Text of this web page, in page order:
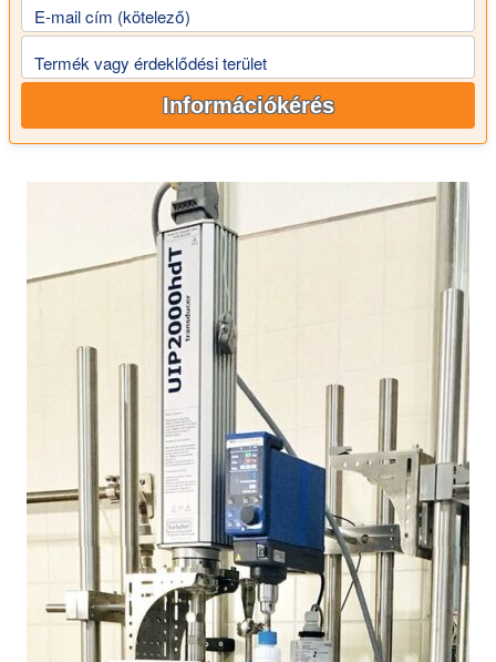
E-mail cím (kötelező)
Termék vagy érdeklődési terület
Információkérés